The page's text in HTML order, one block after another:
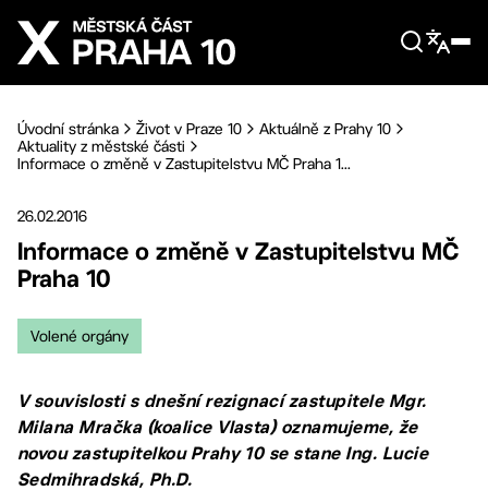
Přejít na hlavní obsah
Úvodní stránka Život v Praze 10
Aktuálně z Prahy 10
Aktuality z městské části
Informace o změně v Zastupitelstvu MČ Praha 1...
26.02.2016
Informace o změně v Zastupitelstvu MČ
Praha 10
Volené orgány
V souvislosti s dnešní rezignací zastupitele Mgr.
Milana Mračka (koalice Vlasta) oznamujeme, že
novou zastupitelkou Prahy 10 se stane Ing. Lucie
Sedmihradská, Ph.D.